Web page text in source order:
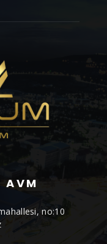
no:10